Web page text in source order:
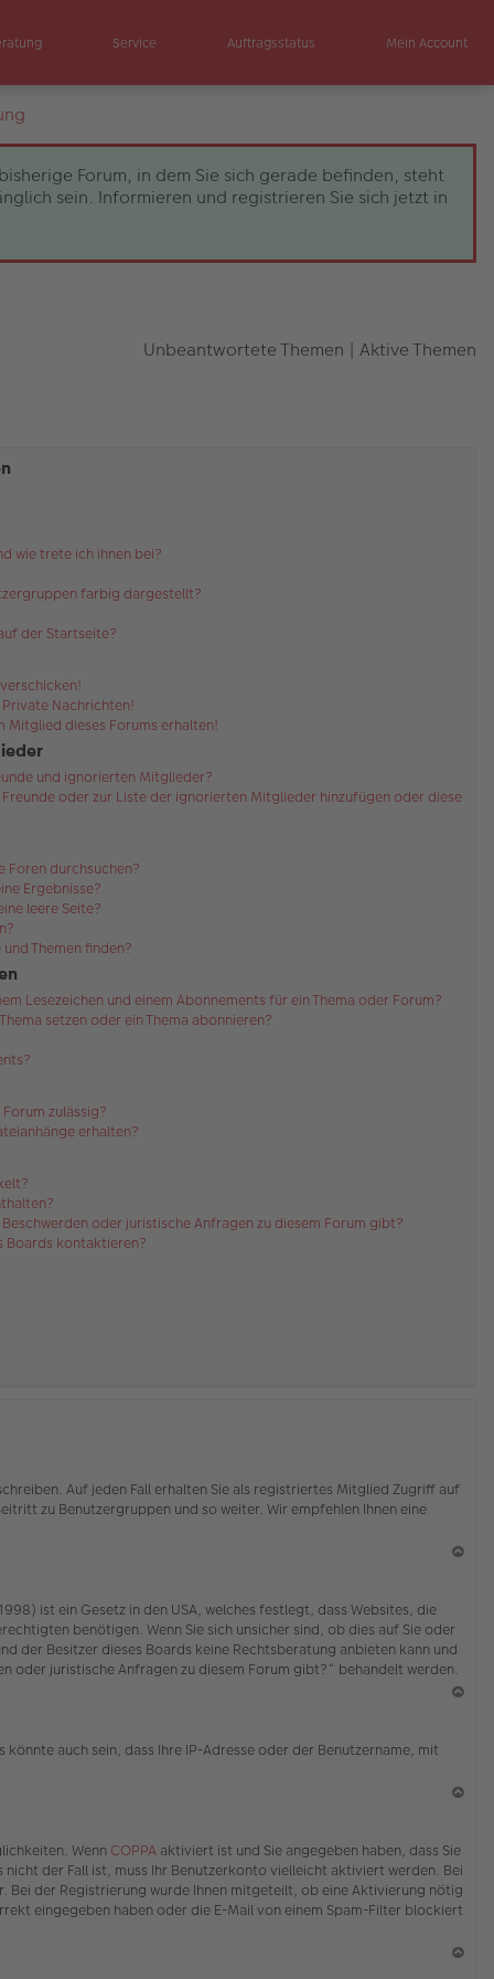
Service Auftragsstatus Mein Account
Forum, in dem Sie sich gerade befinden, steht
sein. Informieren und registrieren Sie sich jetzt in
Unbeantwortete Themen | Aktive Themen
wie trete ich ihnen bei?
farbig dargestellt?
der Startseite?
Nachrichten!
Mitglied dieses Forums erhalten!
und ignorierten Mitglieder?
oder zur Liste der ignorierten Mitglieder hinzufügen oder diese
Foren durchsuchen?
Ergebnisse?
leere Seite?
Themen finden?
Lesezeichen und einem Abonnements für ein Thema oder Forum?
setzen oder ein Thema abonnieren?
zulässig?
erhalten?
oder juristische Anfragen zu diesem Forum gibt?
Boards kontaktieren?
Auf jeden Fall erhalten Sie als registriertes Mitglied Zugriff auf
zu Benutzergruppen und so weiter. Wir empfehlen Ihnen eine
o
b
en
ist ein Gesetz in den USA, welches festlegt, dass Websites, die
benötigen. Wenn Sie sich unsicher sind, ob dies auf Sie oder
der Besitzer dieses Boards keine Rechtsberatung anbieten kann und
oder juristische Anfragen zu diesem Forum gibt?“ behandelt werden.
b
auch sein, dass Ihre IP-Adresse oder der Benutzername, mit
h
o
b
en
Wenn COPPA aktiviert ist und Sie angegeben haben, dass Sie
nicht der Fall ist, muss Ihr Benutzerkonto vielleicht aktiviert werden. Bei
Bei der Registrierung wurde Ihnen mitgeteilt, ob eine Aktivierung nötig
eingegeben haben oder die E-Mail von einem Spam-Filter blockiert